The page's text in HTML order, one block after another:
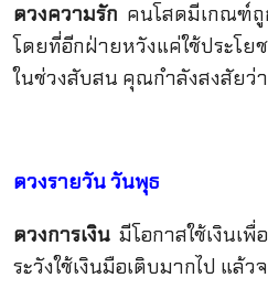
ดวงความรัก คนโสดมีเกณฑ์ถู
โดยที่อีกฝ่ายหวังแค่ใช้ประโ
ในช่วงสับสน คุณกำลังสงสัยว่
ดวงรายวันวันพุธ
ดวงการเงิน มีโอกาสใช้เงินเ
ระวังใช้เงินมือเติบมากไป แล้